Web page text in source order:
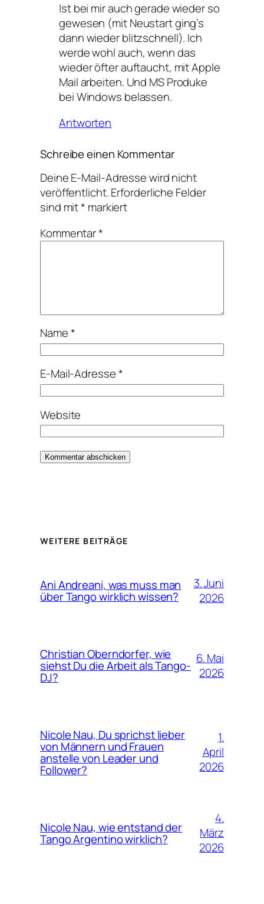
Ist bei mir auch gerade wieder so
gewesen (mit Neustart ging’s
dann wieder blitzschnell). Ich
werde wohl auch, wenn das
wieder öfter auftaucht, mit Apple
Mail arbeiten. Und MS Produke
bei Windows belassen.
Antworten
Schreibe einen Kommentar
Deine E-Mail-Adresse wird nicht
veröffentlicht.Erforderliche Felder
sind mit* markiert
Kommentar*
Name*
E-Mail-Adresse*
Website
WEITERE BEITRÄGE
Ani Andreani, was muss man
über Tango wirklich wissen?
3. Juni
2026
Christian Oberndorfer, wie
siehst Du die Arbeit als Tango-
DJ?
6. Mai
2026
Nicole Nau, Du sprichst lieber
von Männern und Frauen
anstelle von Leader und
Follower?
1.
April
2026
Nicole Nau, wie entstand der
Tango Argentino wirklich?
4.
März
2026